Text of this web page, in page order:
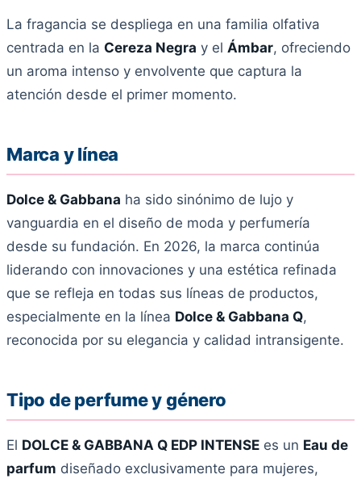
La fragancia se despliega en una familia olfativa
centrada en la Cereza Negra y el Ámbar, ofreciendo
un aroma intenso y envolvente que captura la
atención desde el primer momento.
Marca y línea
Dolce & Gabbana ha sido sinónimo de lujo y
vanguardia en el diseño de moda y perfumería
desde su fundación. En 2026, la marca continúa
liderando con innovaciones y una estética refinada
que se refleja en todas sus líneas de productos,
especialmente en la línea Dolce & Gabbana Q,
reconocida por su elegancia y calidad intransigente.
Tipo de perfume y género
El DOLCE & GABBANA Q EDP INTENSE es un Eau de
parfum diseñado exclusivamente para mujeres,